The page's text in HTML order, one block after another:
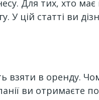
Для тих, хто має
У цій статті ви
взяти в оренду.
ви отримаєте